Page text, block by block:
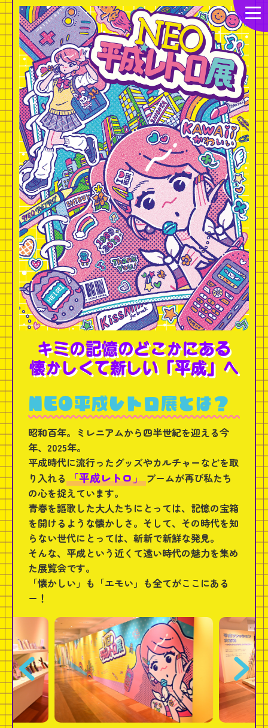
キミの記憶のどこかにある
懐かしくて新しい「平成」へ
NEO平成レトロ展とは？
昭和百年。ミレニアムから四半世紀を迎える今
年、2025年。
平成時代に流行ったグッズやカルチャーなどを取
り入れる 「平成レトロ」ブームが再び私たち
の心を捉えています。
青春を謳歌した大人たちにとっては、記憶の宝箱
を開けるような懐かしさ。そして、その時代を知
らない世代にとっては、斬新で新鮮な発見。
そんな、平成という近くて遠い時代の魅力を集め
た展覧会です。
「懐かしい」も「エモい」も全てがここにある
ー！